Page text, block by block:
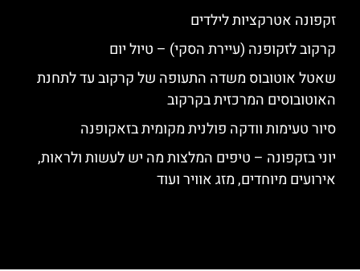
קרקוב לזקופנה (עיירת הסקי) – טיול יום
שאטל אוטובוס משדה התעופה של קרקוב עד לתחנת
האוטובוסים המרכזית בקרקוב
סיור טעימות וודקה פולנית מקומית בזאקופנה
יוני בזקפונה – טיפים המלצות מה יש לעשות ולראות,
אירועים מיוחדים, מזג אוויר ועוד
TRAVELERS.CO.IL
הצטרפו